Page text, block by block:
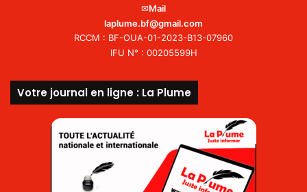
✉Mail
laplume.bf@gmail.com
RCCM : BF-OUA-01-2023-B13-07960
IFU N° : 00205599H
Votre journal en ligne : La Plume